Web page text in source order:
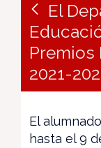
El
Premios
2021-
El
hasta el 9